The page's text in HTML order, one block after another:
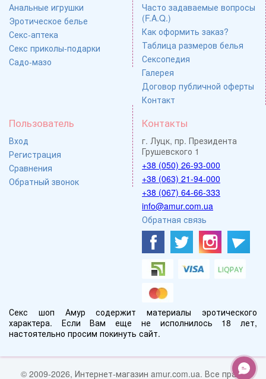
Анальные игрушки
Эротическое белье
Секс-аптека
Секс приколы-подарки
Садо-мазо
Часто задаваемые вопросы
(F.A.Q.)
Как оформить заказ?
Таблица размеров белья
Сексопедия
Галерея
Договор публичной оферты
Контакт
Пользователь
Вход
Регистрация
Сравнения
Обратный звонок
Контакты
г. Луцк, пр. Президента
Грушевского 1
+38 (050) 26-93-000
+38 (063) 21-94-000
+38 (067) 64-66-333
info@amur.com.ua
Обратная связь
Секс шоп Амур содержит материалы эротического
характера. Если Вам еще не исполнилось 18 лет,
настоятельно просим покинуть сайт.
© 2009-2026, Интернет-магазин amur.com.ua. Все права